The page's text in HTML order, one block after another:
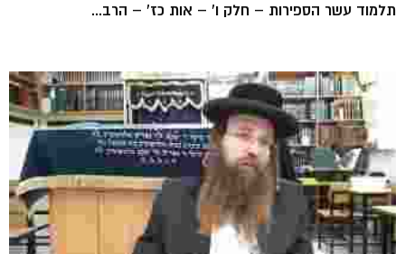
תלמוד עשר הספירות – חלק ו' – אות כז' – הרב...